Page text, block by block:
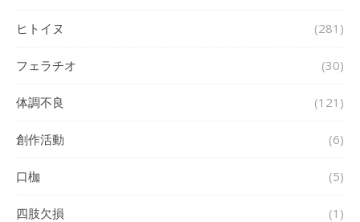
ヒトイヌ (281)
フェラチオ (30)
体調不良 (121)
創作活動 (6)
口枷 (5)
四肢欠損 (1)